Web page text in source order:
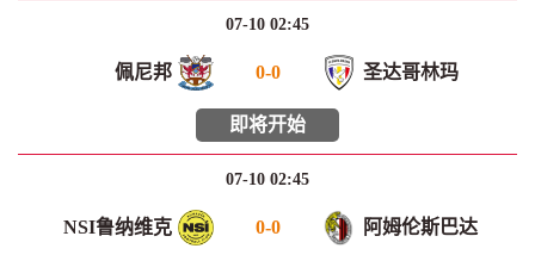
07-10 02:45
佩尼邦 0-0 圣达哥林玛
即将开始
07-10 02:45
NSI鲁纳维克 0-0 阿姆伦斯巴达